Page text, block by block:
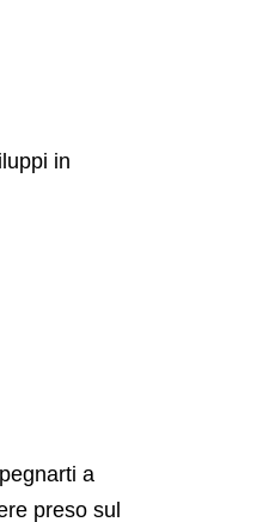
in
a
preso sul